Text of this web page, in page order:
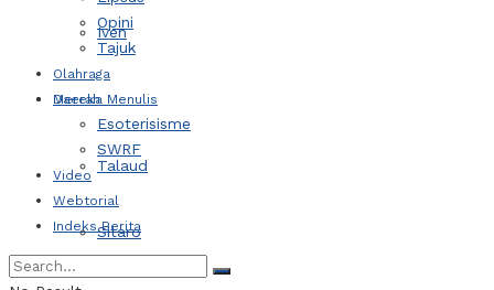
Iven
Daerah
Talaud
Sitaro
Opini
Tajuk
Olahraga
Mereka Menulis
Esoterisisme
SWRF
Video
Webtorial
Indeks Berita